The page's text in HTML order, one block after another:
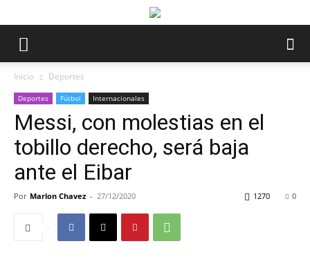
Inicio Deportes
Deportes Fútbol Internacionales
Messi, con molestias en el
tobillo derecho, será baja
ante el Eibar
Por Marlon Chavez - 27/12/2020 0
1270